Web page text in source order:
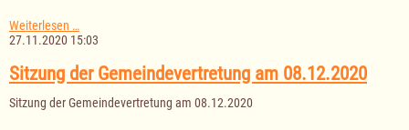
Weiterlesen …
über
Erhebung
einer
Hundesteuer
27.11.2020 15:03
Sitzung der Gemeindevertretung am 08.12.2020
Sitzung der Gemeindevertretung am 08.12.2020